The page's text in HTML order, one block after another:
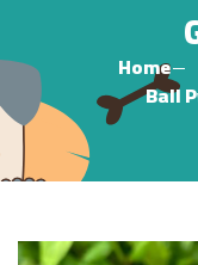
Home
Ball